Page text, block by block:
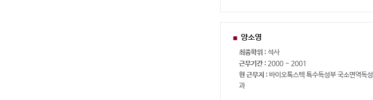
양소영
최종학위 :석사
근무기간 : 2000 ~ 2001
현 근무지 : 바이오톡스텍 특수독성부 국소면역독성
과